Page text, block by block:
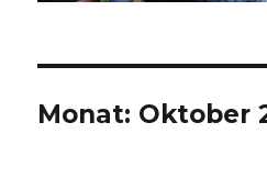
Monat: Oktober